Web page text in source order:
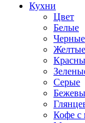
Кухни
Цвет
Белые
Черные
Желтые
Серые
Кофе с